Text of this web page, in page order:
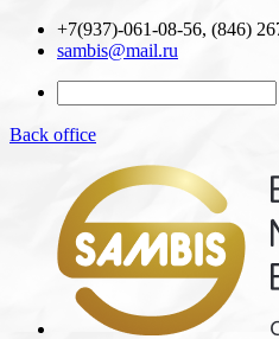
+7(937)-061-08-56, (846)
sambis@mail.ru
Back office